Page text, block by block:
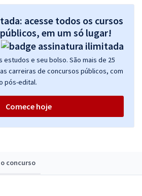
concurso
acesse todos os cursos
em um só lugar!
e seu bolso. São mais de 25
carreiras de concursos públicos, com
pós-edital.
Comece hoje